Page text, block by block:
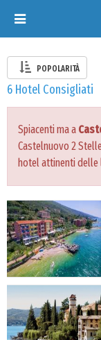
Toggle
navigation
POPOLARITÀ
6 Hotel Consigliati
Spiacenti ma a
Castelnuovo 2
hotel attinenti